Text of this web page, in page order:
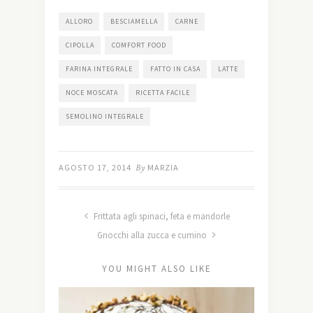
ALLORO BESCIAMELLA CARNE
CIPOLLA COMFORT FOOD
FARINA INTEGRALE FATTO IN CASA LATTE
NOCE MOSCATA RICETTA FACILE
SEMOLINO INTEGRALE
AGOSTO 17, 2014 By MARZIA
Frittata agli spinaci, feta e mandorle
Gnocchi alla zucca e cumino
YOU MIGHT ALSO LIKE